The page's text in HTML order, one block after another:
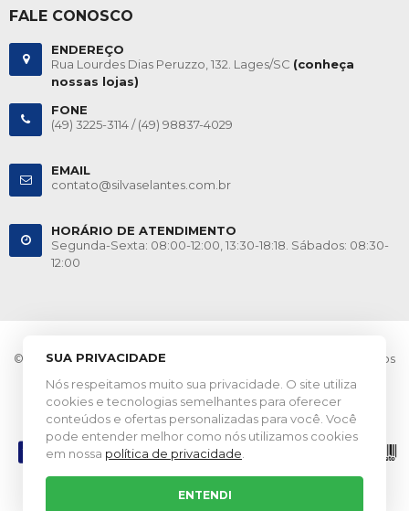
FALE CONOSCO
ENDEREÇO
Rua Lourdes Dias Peruzzo, 132. Lages/SC (conheça
nossas lojas)
FONE
(49) 3225-3114 /(49) 98837-4029
EMAIL
contato@silvaselantes.com.br
HORÁRIO DE ATENDIMENTO
Segunda-Sexta: 08:00-12:00, 13:30-18:18. Sábados: 08:30-
12:00
© 2026 Silva Selantes. CNPJ: 10.548.541/0001-02. Todos os direitos
reservados.
Esta loja virtual utiliza tecnologia da Get Commerce
Entre em Contato
SUA PRIVACIDADE
Nós respeitamos muito sua privacidade. O site utiliza
cookies e tecnologias semelhantes para oferecer
conteúdos e ofertas personalizadas para você. Você
pode entender melhor como nós utilizamos cookies
em nossa política de privacidade
ENTENDI